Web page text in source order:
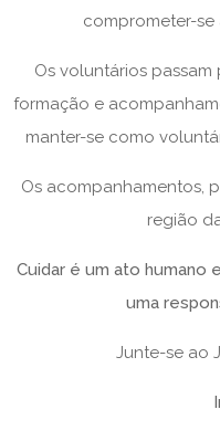
comprometer-
Os voluntários
formação e
manter-se como
Os acompanhamentos,
região
Cuidar é um ato humano
uma
Junte-se ao